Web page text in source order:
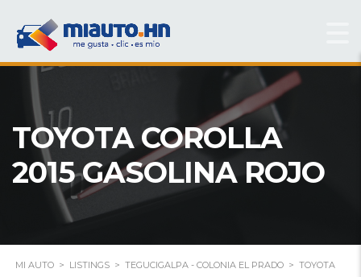
TOYOTA COROLLA
2015 GASOLINA ROJO
MI AUTO > LISTINGS > TEGUCIGALPA - COLONIA EL PRADO > TOYOTA